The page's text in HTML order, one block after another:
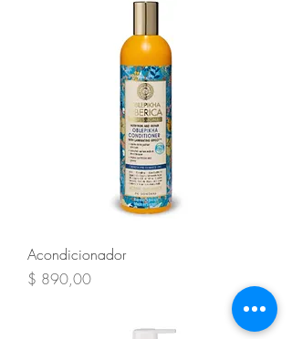
Acondicionador
Precio
$ 890,00